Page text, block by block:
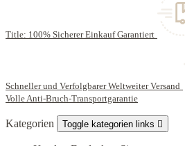
Title: 100% Sicherer Einkauf Garantiert
Schneller und Verfolgbarer Weltweiter Versand
Volle Anti-Bruch-Transportgarantie
Kategorien Toggle kategorien links 